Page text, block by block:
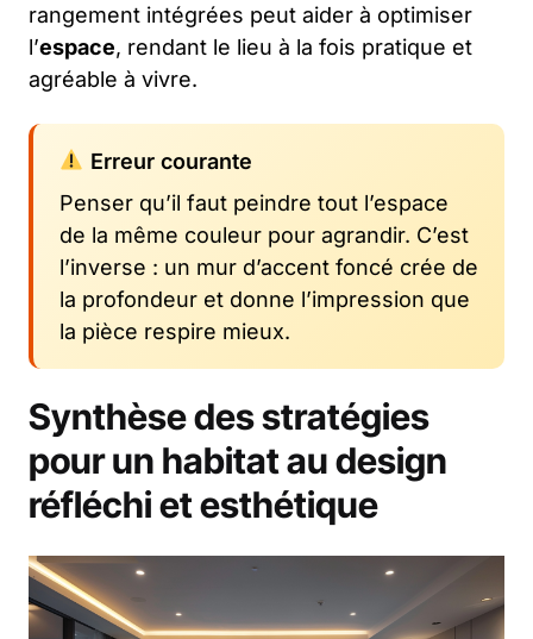
rangement intégrées peut aider à optimiser
l’espace, rendant le lieu à la fois pratique et
agréable à vivre.
Erreur courante
Penser qu’il faut peindre tout l’espace
de la même couleur pour agrandir. C’est
l’inverse : un mur d’accent foncé crée de
la profondeur et donne l’impression que
la pièce respire mieux.
Synthèse des stratégies
pour un habitat au design
réfléchi et esthétique